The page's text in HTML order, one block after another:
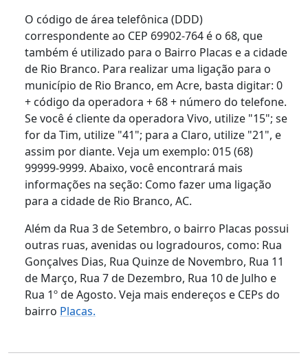
O código de área telefônica (DDD)
correspondente ao CEP 69902-764 é o 68, que
também é utilizado para o Bairro Placas e a cidade
de Rio Branco. Para realizar uma ligação para o
município de Rio Branco, em Acre, basta digitar: 0
+ código da operadora + 68 + número do telefone.
Se você é cliente da operadora Vivo, utilize "15"; se
for da Tim, utilize "41"; para a Claro, utilize "21", e
assim por diante. Veja um exemplo: 015 (68)
99999-9999. Abaixo, você encontrará mais
informações na seção: Como fazer uma ligação
para a cidade de Rio Branco, AC.
Além da Rua 3 de Setembro, o bairro Placas possui
outras ruas, avenidas ou logradouros, como: Rua
Gonçalves Dias, Rua Quinze de Novembro, Rua 11
de Março, Rua 7 de Dezembro, Rua 10 de Julho e
Rua 1º de Agosto. Veja mais endereços e CEPs do
bairro Placas.